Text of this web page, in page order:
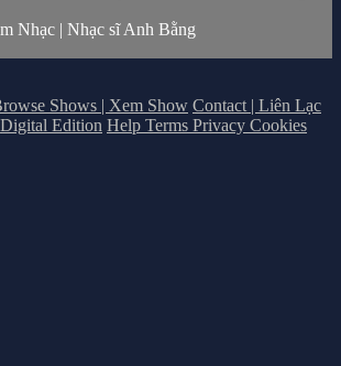
Nhạc | Nhạc sĩ Anh Bằng
Shows | Xem Show Contact | Liên Lạc
Digital Edition Help Terms Privacy Cookies